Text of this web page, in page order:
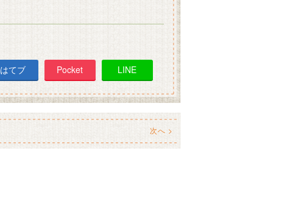
はてブ Pocket LINE
次へ >